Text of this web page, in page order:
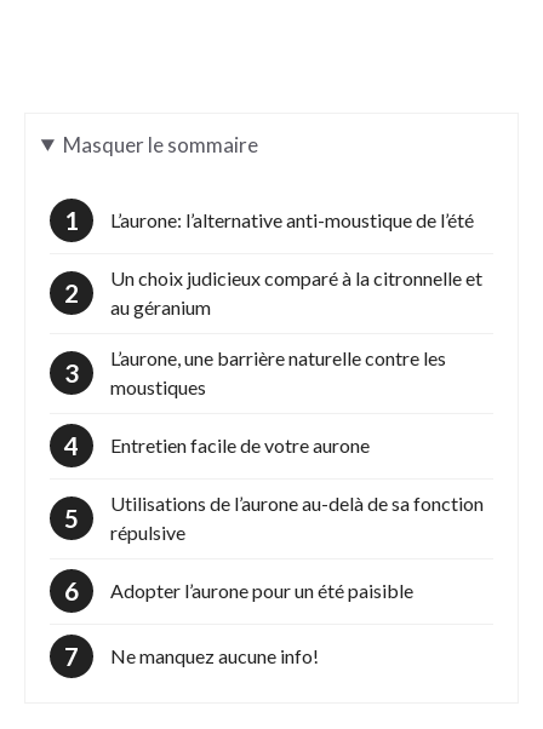
Masquerle sommaire
L’aurone: l’alternative anti-moustique de l’été
Un choix judicieux comparé à la citronnelle et
au géranium
L’aurone, une barrière naturelle contre les
moustiques
Entretien facile de votre aurone
Utilisations de l’aurone au-delà de sa fonction
répulsive
Adopter l’aurone pour un été paisible
Ne manquez aucune info!